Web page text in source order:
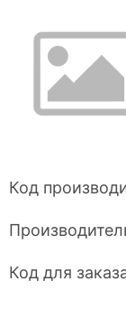
Код
Код для